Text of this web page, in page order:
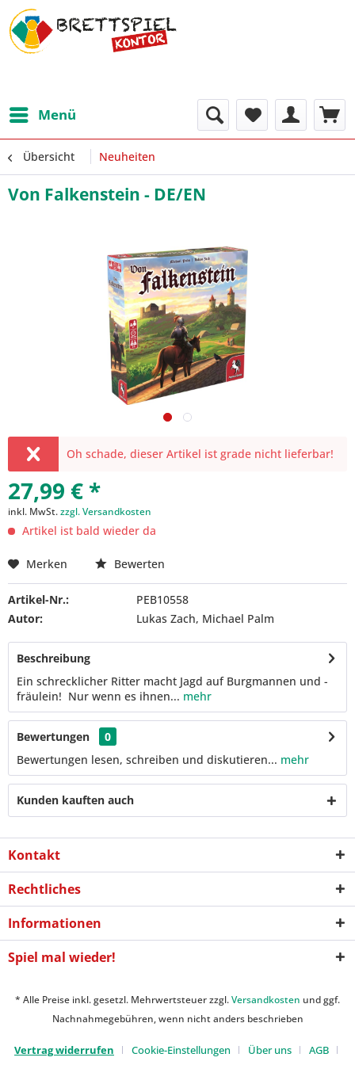
Menü
Übersicht Neuheiten
Von Falkenstein - DE/EN
Oh schade, dieser Artikel ist grade nicht lieferbar!
27,99 € *
inkl. MwSt.zzgl. Versandkosten
Artikel ist bald wieder da
Merken Bewerten
Artikel-Nr.:
PEB10558
Autor:
Lukas Zach, Michael Palm
Beschreibung
Ein schrecklicher Ritter macht Jagd auf Burgmannen und -
fräulein! Nur wenn es ihnen... mehr
Bewertungen
0
Bewertungen lesen, schreiben und diskutieren... mehr
Kunden kauften auch
Kontakt
Rechtliches
Informationen
Spiel mal wieder!
* Alle Preise inkl. gesetzl. Mehrwertsteuer zzgl.Versandkosten und ggf.
Nachnahmegebühren, wenn nicht anders beschrieben
Vertrag widerrufen Cookie-Einstellungen Über uns AGB